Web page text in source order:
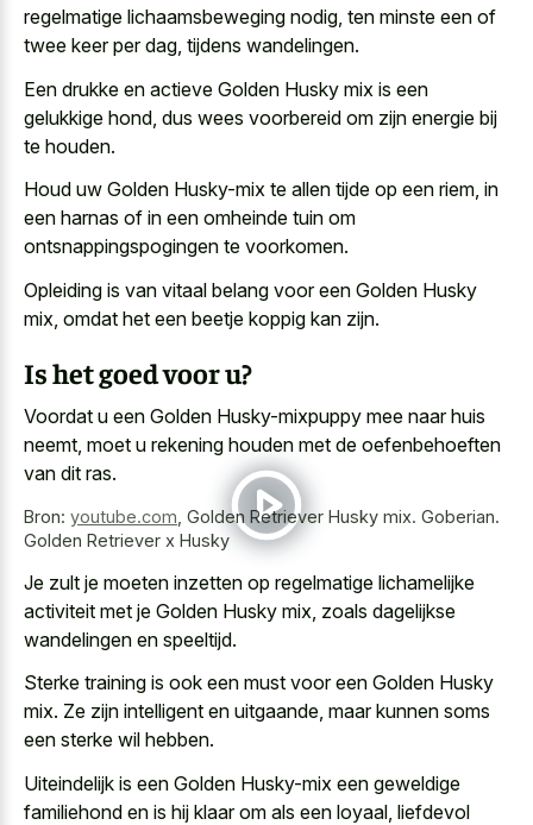
regelmatige lichaamsbeweging nodig, ten minste een of
twee keer per dag, tijdens wandelingen.
Een drukke en actieve Golden Husky mix is een
gelukkige hond, dus wees voorbereid om zijn energie bij
te houden.
Houd uw Golden Husky-mix te allen tijde op een riem, in
een harnas of in een omheinde tuin om
ontsnappingspogingen te voorkomen.
Opleiding is van vitaal belang voor een Golden Husky
mix, omdat het een beetje koppig kan zijn.
Is het goed voor u?
Voordat u een Golden Husky-mixpuppy mee naar huis
neemt, moet u rekening houden met de oefenbehoeften
van dit ras.
Bron: youtube.com, Golden Retriever Husky mix. Goberian.
Golden Retriever x Husky
Je zult je moeten inzetten op regelmatige lichamelijke
activiteit met je Golden Husky mix, zoals dagelijkse
wandelingen en speeltijd.
Sterke training is ook een must voor een Golden Husky
mix. Ze zijn intelligent en uitgaande, maar kunnen soms
een sterke wil hebben.
Uiteindelijk is een Golden Husky-mix een geweldige
familiehond en is hij klaar om als een loyaal, liefdevol